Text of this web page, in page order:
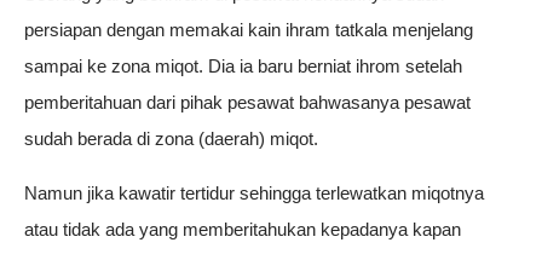
persiapan dengan memakai kain ihram tatkala menjelang
sampai ke zona miqot. Dia ia baru berniat ihrom setelah
pemberitahuan dari pihak pesawat bahwasanya pesawat
sudah berada di zona (daerah) miqot.
Namun jika kawatir tertidur sehingga terlewatkan miqotnya
atau tidak ada yang memberitahukan kepadanya kapan